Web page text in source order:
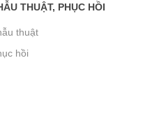
400g- cho người phẫu
tiểu đường, suy kiệt
THUẬT, PHỤC HỒI
thuật
hồi